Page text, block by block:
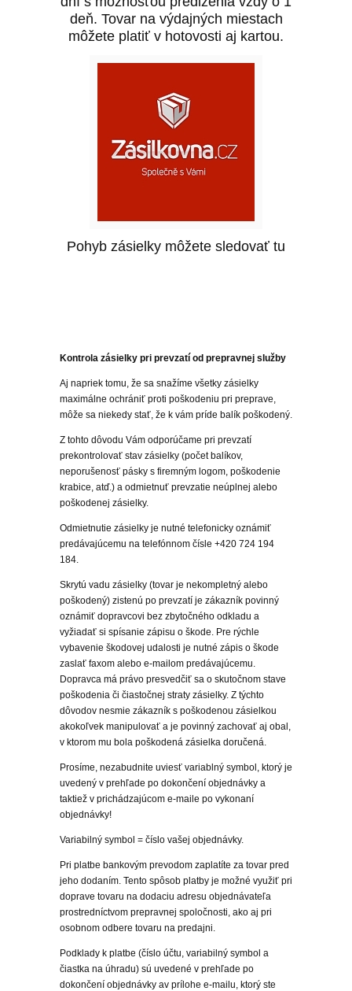
deň. Tovar na výdajných miestach
môžete platiť v hotovosti aj kartou.
Pohyb zásielky môžete sledovať tu
Kontrola zásielky pri prevzatí od prepravnej služby
Aj napriek tomu, že sa snažíme všetky zásielky
maximálne ochrániť proti poškodeniu pri preprave,
môže sa niekedy stať, že k vám príde balík poškodený.
Z tohto dôvodu Vám odporúčame pri prevzatí
prekontrolovať stav zásielky (počet balíkov,
neporušenosť pásky s firemným logom, poškodenie
krabice, atď.) a odmietnuť prevzatie neúplnej alebo
poškodenej zásielky.
Odmietnutie zásielky je nutné telefonicky oznámiť
predávajúcemu na telefónnom čísle +420 724 194
184.
Skrytú vadu zásielky (tovar je nekompletný alebo
poškodený) zistenú po prevzatí je zákazník povinný
oznámiť dopravcovi bez zbytočného odkladu a
vyžiadať si spísanie zápisu o škode. Pre rýchle
vybavenie škodovej udalosti je nutné zápis o škode
zaslať faxom alebo e-mailom predávajúcemu.
Dopravca má právo presvedčiť sa o skutočnom stave
poškodenia či čiastočnej straty zásielky. Z týchto
dôvodov nesmie zákazník s poškodenou zásielkou
akokoľvek manipulovať a je povinný zachovať aj obal,
v ktorom mu bola poškodená zásielka doručená.
Prosíme, nezabudnite uviesť variablný symbol, ktorý je
uvedený v prehľade po dokončení objednávky a
taktiež v prichádzajúcom e-maile po vykonaní
objednávky!
Variabilný symbol = číslo vašej objednávky.
Pri platbe bankovým prevodom zaplatíte za tovar pred
jeho dodaním. Tento spôsob platby je možné využiť pri
doprave tovaru na dodaciu adresu objednávateľa
prostredníctvom prepravnej spoločnosti, ako aj pri
osobnom odbere tovaru na predajni.
Podklady k platbe (číslo účtu, variabilný symbol a
čiastka na úhradu) sú uvedené v prehľade po
dokončení objednávky av prílohe e-mailu, ktorý ste